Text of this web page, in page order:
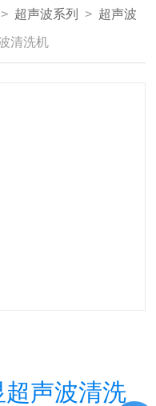
> 超声波系列 > 超声波
清洗机
声波清洗